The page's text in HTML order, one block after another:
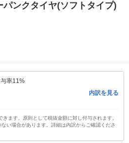
パンクタイヤ(ソフトタイプ)
率11%
内訳を見る
ます。原則として税抜金額に対し付与されます。
い場合があります。詳細は内訳からご確認くださ